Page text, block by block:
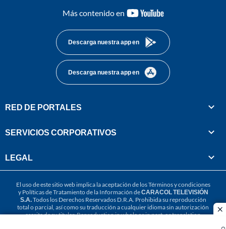
Más contenido en
youtube-
Descarga nuestra app en
Descarga nuestra app en
RED DE PORTALES
SERVICIOS CORPORATIVOS
LEGAL
El uso de este sitio web implica la aceptación de losTérminos y condiciones
y Políticas de Tratamiento de la Información deCARACOL TELEVISIÓN
S.A.Todos los Derechos Reservados D.R.A. Prohibida su reproducción
total o parcial, así como su traducción a cualquier idioma sin autorización
escrita de su titular. Reproduction in whole or in part, or translation